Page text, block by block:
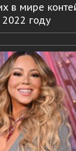
в мире
2022 году